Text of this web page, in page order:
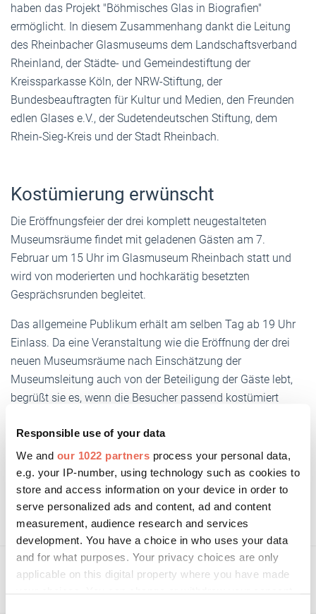
Responsible use of your data
We and our 1022 partners process your personal data,
e.g. your IP-number, using technology such as cookies to
store and access information on your device in order to
serve personalized ads and content, ad and content
measurement, audience research and services
development. You have a choice in who uses your data
and for what purposes. Your privacy choices are only
applicable on this digital property where you have made
haben das Projekt "Böhmisches Glas in Biografien"
ermöglicht. In diesem Zusammenhang dankt die Leitung
des Rheinbacher Glasmuseums dem Landschaftsverband
Rheinland, der Städte- und Gemeindestiftung der
Kreissparkasse Köln, der NRW-Stiftung, der
Bundesbeauftragten für Kultur und Medien, den Freunden
edlen Glases e.V., der Sudetendeutschen Stiftung, dem
Rhein-Sieg-Kreis und der Stadt Rheinbach.
Kostümierung erwünscht
Die Eröffnungsfeier der drei komplett neugestalteten
Museumsräume findet mit geladenen Gästen am 7.
Februar um 15 Uhr im Glasmuseum Rheinbach statt und
wird von moderierten und hochkarätig besetzten
Gesprächsrunden begleitet.
Das allgemeine Publikum erhält am selben Tag ab 19 Uhr
Einlass. Da eine Veranstaltung wie die Eröffnung der drei
neuen Museumsräume nach Einschätzung der
Museumsleitung auch von der Beteiligung der Gäste lebt,
begrüßt sie es, wenn die Besucher passend kostümiert
www.glasmuseum-rheinbach.de